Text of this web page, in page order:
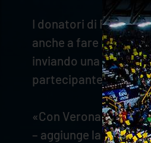
I donatori di Fidas
anche a fare
inviando una mail
partecipante.
«Con Verona Volley
– aggiunge la